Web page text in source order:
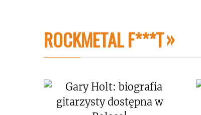
ROCKMETAL F***T